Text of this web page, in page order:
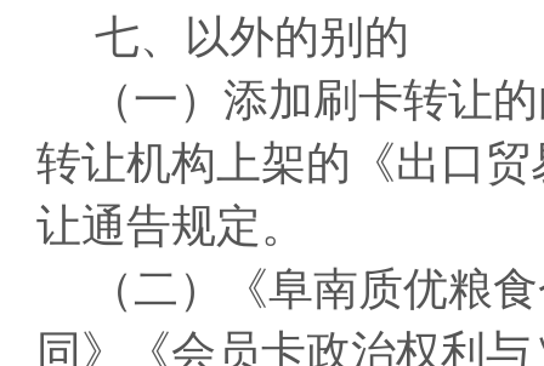
七、以外的别的
（一）添加刷卡转让
转让机构上架的《出口
让通告规定。
（二）《阜南质优粮
同》《会员卡政治权利